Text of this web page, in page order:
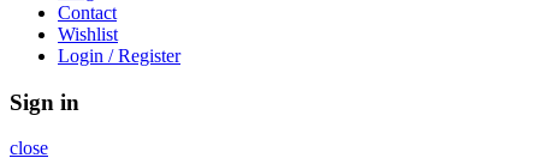
Contact
Wishlist
Login / Register
Sign in
close